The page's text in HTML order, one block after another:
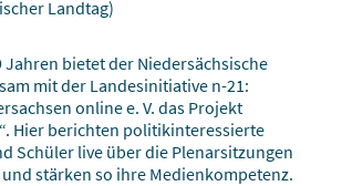
Landtag)
bietet der Niedersächsische
mit der Landesinitiative n-21:
online e. V. das Projekt
Hier berichten politikinteressierte
Schüler live über die Plenarsitzungen
und stärken so ihre Medienkompetenz.